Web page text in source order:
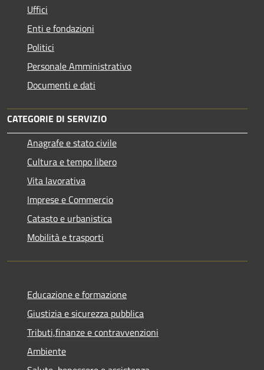
Uffici
Enti e fondazioni
Politici
Personale Amministrativo
Documenti e dati
CATEGORIE DI SERVIZIO
Anagrafe e stato civile
Cultura e tempo libero
Vita lavorativa
Imprese e Commercio
Catasto e urbanistica
Mobilità e trasporti
Educazione e formazione
Giustizia e sicurezza pubblica
Tributi,finanze e contravvenzioni
Ambiente